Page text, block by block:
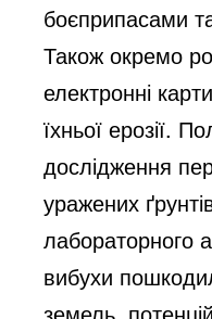
боєприпасами
Також окремо
електронні
їхньої ерозії.
дослідження
уражених
лабораторного
вибухи